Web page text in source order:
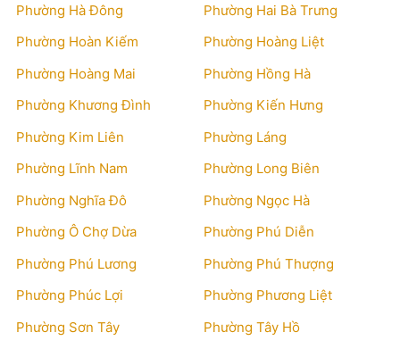
Phường Hà Đông
Phường Hai Bà Trưng
Phường Hoàn Kiếm
Phường Hoàng Liệt
Phường Hoàng Mai
Phường Hồng Hà
Phường Khương Đình
Phường Kiến Hưng
Phường Kim Liên
Phường Láng
Phường Lĩnh Nam
Phường Long Biên
Phường Nghĩa Đô
Phường Ngọc Hà
Phường Ô Chợ Dừa
Phường Phú Diễn
Phường Phú Lương
Phường Phú Thượng
Phường Phúc Lợi
Phường Phương Liệt
Phường Sơn Tây
Phường Tây Hồ